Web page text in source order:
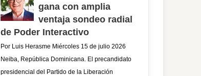
gana con amplia
ventaja sondeo radial
de Poder Interactivo
Por Luis Herasme Miércoles 15 de julio 2026
Neiba, República Dominicana. El precandidato
presidencial del Partido de la Liberación